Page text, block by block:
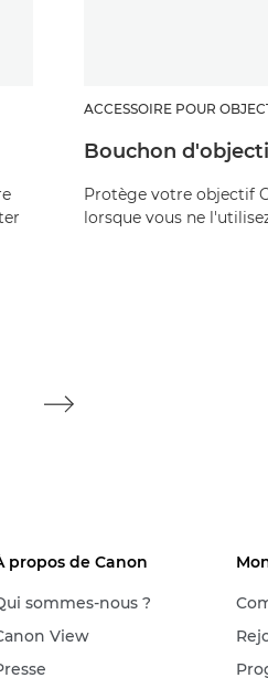
ACCESSOIRE POUR
Bouchon
Protège votre objectif
lorsque vous ne
propos de Canon
sommes-nous ?
View